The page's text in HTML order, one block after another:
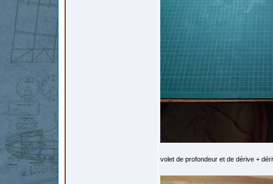
volet de profondeur et de dérive +